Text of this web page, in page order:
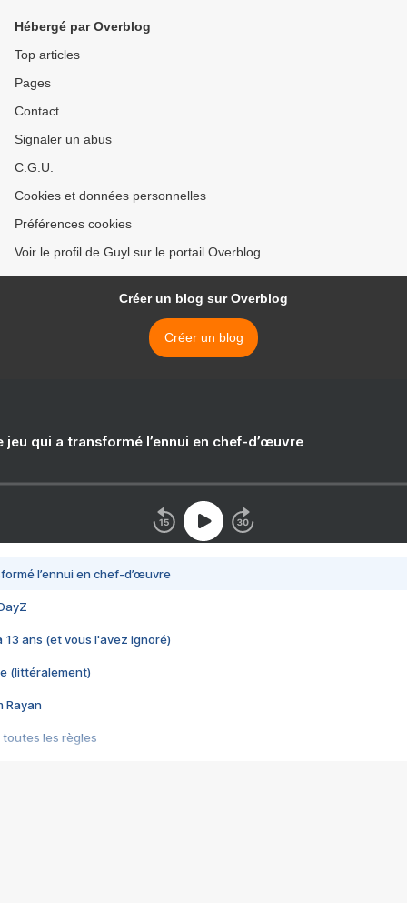
Hébergé par Overblog
Top articles
Pages
Contact
Signaler un abus
C.G.U.
Cookies et données personnelles
Préférences cookies
Voir le profil de Guyl sur le portail Overblog
Créer un blog sur Overblog
Créer un blog
jeu qui a transformé l’ennui en chef-d’œuvre
l’ennui en chef-d’œuvre
13 ans (et vous l'avez ignoré)
(littéralement)
Rayan
toutes les règles